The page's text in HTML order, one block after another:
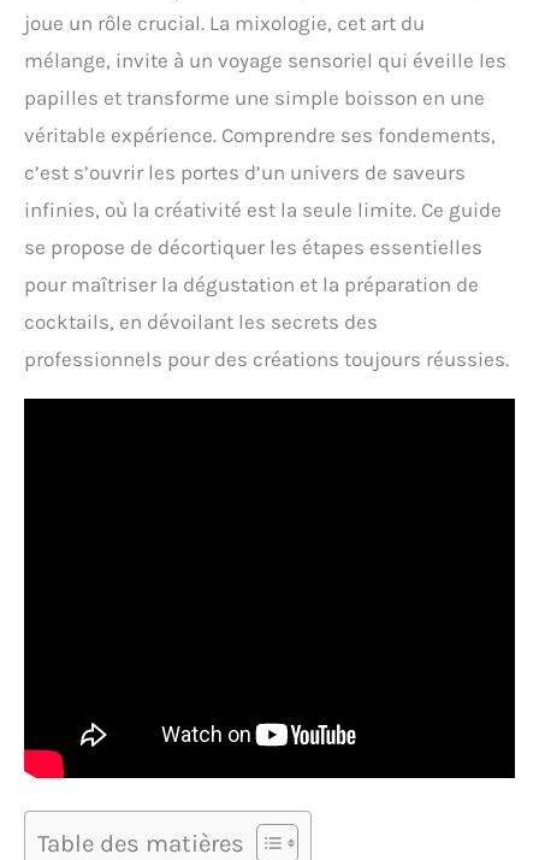
joue un rôle crucial. La mixologie, cet art du
mélange, invite à un voyage sensoriel qui éveille les
papilles et transforme une simple boisson en une
véritable expérience. Comprendre ses fondements,
c’est s’ouvrir les portes d’un univers de saveurs
infinies, où la créativité est la seule limite. Ce guide
se propose de décortiquer les étapes essentielles
pour maîtriser la dégustation et la préparation de
cocktails, en dévoilant les secrets des
professionnels pour des créations toujours réussies.
Table des matières